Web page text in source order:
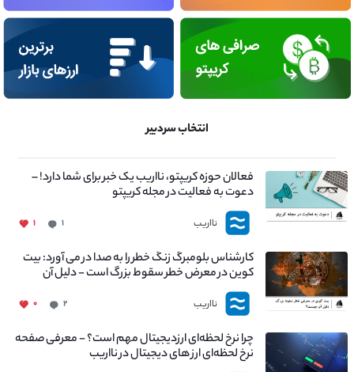
انتخاب سردبیر
فعالان حوزه کریپتو، نااریب یک خبر برای شما دارد! –
دعوت به فعالیت در مجله کریپتو
نااریب ۱ ۱
کارشناس بلومبرگ زنگ خطر را به صدا در می آورد: بیت
کوین در معرض خطر سقوط بزرگ است - دلیل آن
چیست؟
نااریب ۲ ۰
چرا نرخ لحظه‌ای ارزدیجیتال مهم است؟ - معرفی صفحه
نرخ لحظه‌ای ارز های دیجیتال در نااریب